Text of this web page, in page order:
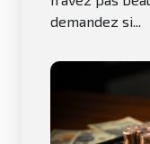
demandez si...